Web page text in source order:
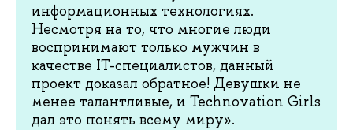
информационных технологиях.
Несмотря на то, что многие люди
воспринимают только мужчин в
качестве IT-специалистов, данный
проект доказал обратное! Девушки не
менее талантливые, и Technovation Girls
дал это понять всему миру».